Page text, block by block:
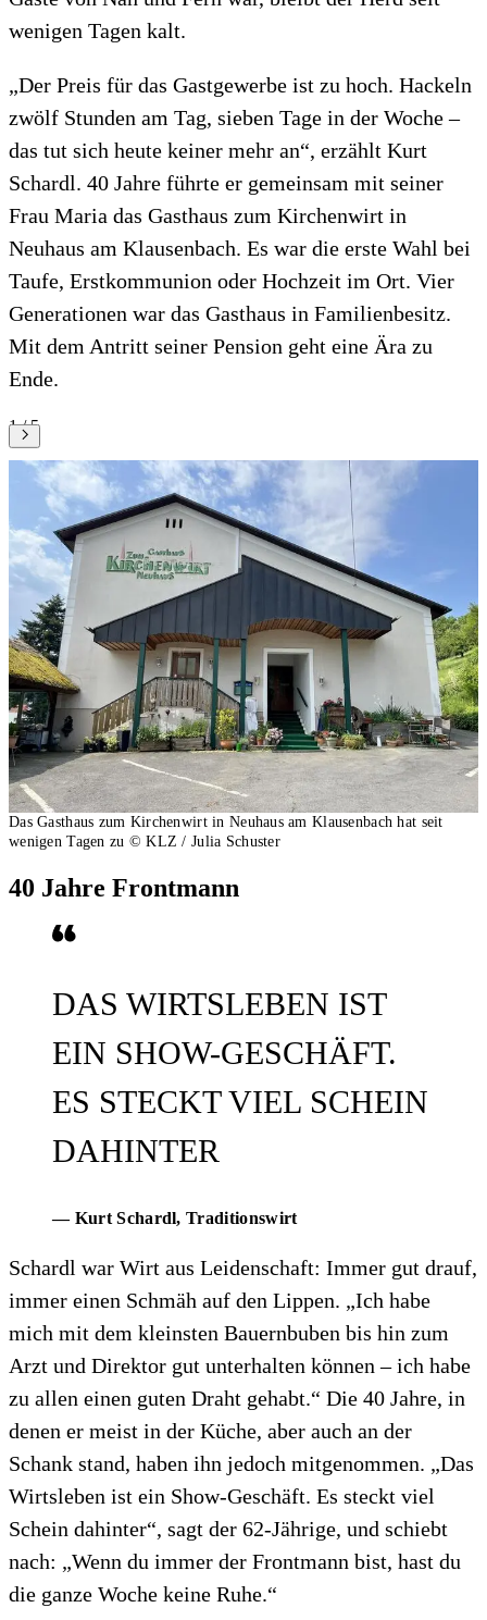
wenigen Tagen kalt.
„Der Preis für das Gastgewerbe ist zu hoch. Hackeln
zwölf Stunden am Tag, sieben Tage in der Woche –
das tut sich heute keiner mehr an“, erzählt Kurt
Schardl. 40 Jahre führte er gemeinsam mit seiner
Frau Maria das Gasthaus zum Kirchenwirt in
Neuhaus am Klausenbach. Es war die erste Wahl bei
Taufe, Erstkommunion oder Hochzeit im Ort. Vier
Generationen war das Gasthaus in Familienbesitz.
Mit dem Antritt seiner Pension geht eine Ära zu
Ende.
1 / 5
Das Gasthaus zum Kirchenwirt in Neuhaus am Klausenbach hat seit
wenigen Tagen zu © KLZ / Julia Schuster
40 Jahre Frontmann
DAS WIRTSLEBEN IST
EIN SHOW-GESCHÄFT.
ES STECKT VIEL SCHEIN
DAHINTER
— Kurt Schardl, Traditionswirt
Schardl war Wirt aus Leidenschaft: Immer gut drauf,
immer einen Schmäh auf den Lippen. „Ich habe
mich mit dem kleinsten Bauernbuben bis hin zum
Arzt und Direktor gut unterhalten können – ich habe
zu allen einen guten Draht gehabt.“ Die 40 Jahre, in
denen er meist in der Küche, aber auch an der
Schank stand, haben ihn jedoch mitgenommen. „Das
Wirtsleben ist ein Show-Geschäft. Es steckt viel
Schein dahinter“, sagt der 62-Jährige, und schiebt
nach: „Wenn du immer der Frontmann bist, hast du
die ganze Woche keine Ruhe.“